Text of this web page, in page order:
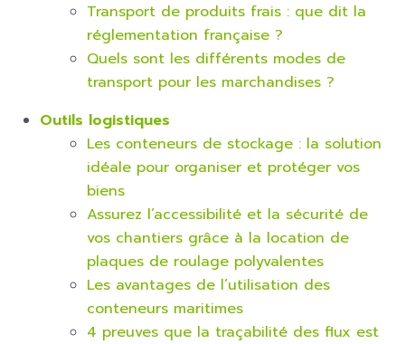
Transport de produits frais : que dit la
réglementation française ?
Quels sont les différents modes de
transport pour les marchandises ?
Outils logistiques
Les conteneurs de stockage : la solution
idéale pour organiser et protéger vos
biens
Assurez l’accessibilité et la sécurité de
vos chantiers grâce à la location de
plaques de roulage polyvalentes
Les avantages de l’utilisation des
conteneurs maritimes
4 preuves que la traçabilité des flux est